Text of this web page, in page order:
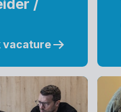
/
vacature